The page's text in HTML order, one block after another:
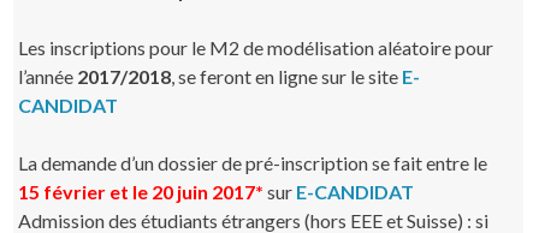
Les inscriptions pour le M2 de modélisation aléatoire pour
l’année 2017/2018 , se feront en ligne sur le site E-
CANDIDAT
La demande d’un dossier de pré-inscription se fait entre le
15 février et le 20 juin 2017* sur E-CANDIDAT
Admission des étudiants étrangers (hors EEE et Suisse) : si